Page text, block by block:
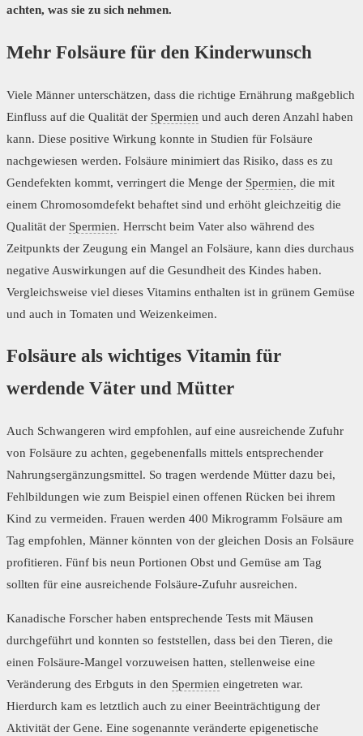
achten, was sie zu sich nehmen.
Mehr Folsäure für den Kinderwunsch
Viele Männer unterschätzen, dass die richtige Ernährung maßgeblich
Einfluss auf die Qualität der Spermien und auch deren Anzahl haben
kann. Diese positive Wirkung konnte in Studien für Folsäure
nachgewiesen werden. Folsäure minimiert das Risiko, dass es zu
Gendefekten kommt, verringert die Menge der Spermien, die mit
einem Chromosomdefekt behaftet sind und erhöht gleichzeitig die
Qualität der Spermien. Herrscht beim Vater also während des
Zeitpunkts der Zeugung ein Mangel an Folsäure, kann dies durchaus
negative Auswirkungen auf die Gesundheit des Kindes haben.
Vergleichsweise viel dieses Vitamins enthalten ist in grünem Gemüse
und auch in Tomaten und Weizenkeimen.
Folsäure als wichtiges Vitamin für
werdende Väter und Mütter
Auch Schwangeren wird empfohlen, auf eine ausreichende Zufuhr
von Folsäure zu achten, gegebenenfalls mittels entsprechender
Nahrungsergänzungsmittel. So tragen werdende Mütter dazu bei,
Fehlbildungen wie zum Beispiel einen offenen Rücken bei ihrem
Kind zu vermeiden. Frauen werden 400 Mikrogramm Folsäure am
Tag empfohlen, Männer könnten von der gleichen Dosis an Folsäure
profitieren. Fünf bis neun Portionen Obst und Gemüse am Tag
sollten für eine ausreichende Folsäure-Zufuhr ausreichen.
Kanadische Forscher haben entsprechende Tests mit Mäusen
durchgeführt und konnten so feststellen, dass bei den Tieren, die
einen Folsäure-Mangel vorzuweisen hatten, stellenweise eine
Veränderung des Erbguts in den Spermien eingetreten war.
Hierdurch kam es letztlich auch zu einer Beeinträchtigung der
Aktivität der Gene. Eine sogenannte veränderte epigenetische